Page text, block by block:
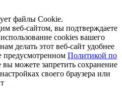
файлы Cookie.
веб-сайтом, вы подтверждаете
cookies вашего
делать этот веб-сайт удобнее
предусмотренном Политикой по
можете запретить сохранение
своего браузера или